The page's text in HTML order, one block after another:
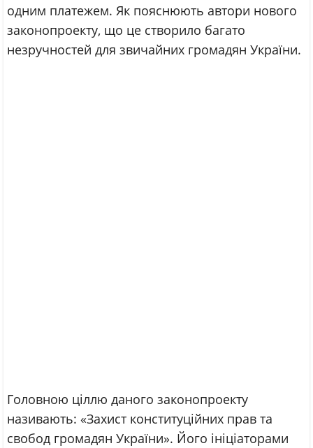
одним платежем. Як пояснюють автори нового
законопроекту, що це створило багато
незручностей для звичайних громадян України.
Головною ціллю даного законопроекту
називають: «Захист конституційних прав та
свобод громадян України». Його ініціаторами